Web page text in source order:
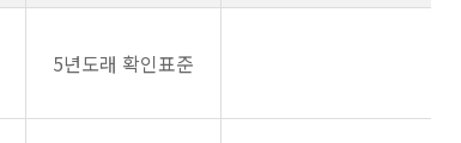
5년도래 확인표준